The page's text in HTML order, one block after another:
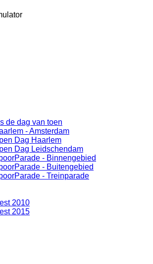
de dag van toen
- Amsterdam
Dag Haarlem
Dag Leidschendam
- Binnengebied
- Buitengebied
- Treinparade
2010
2015